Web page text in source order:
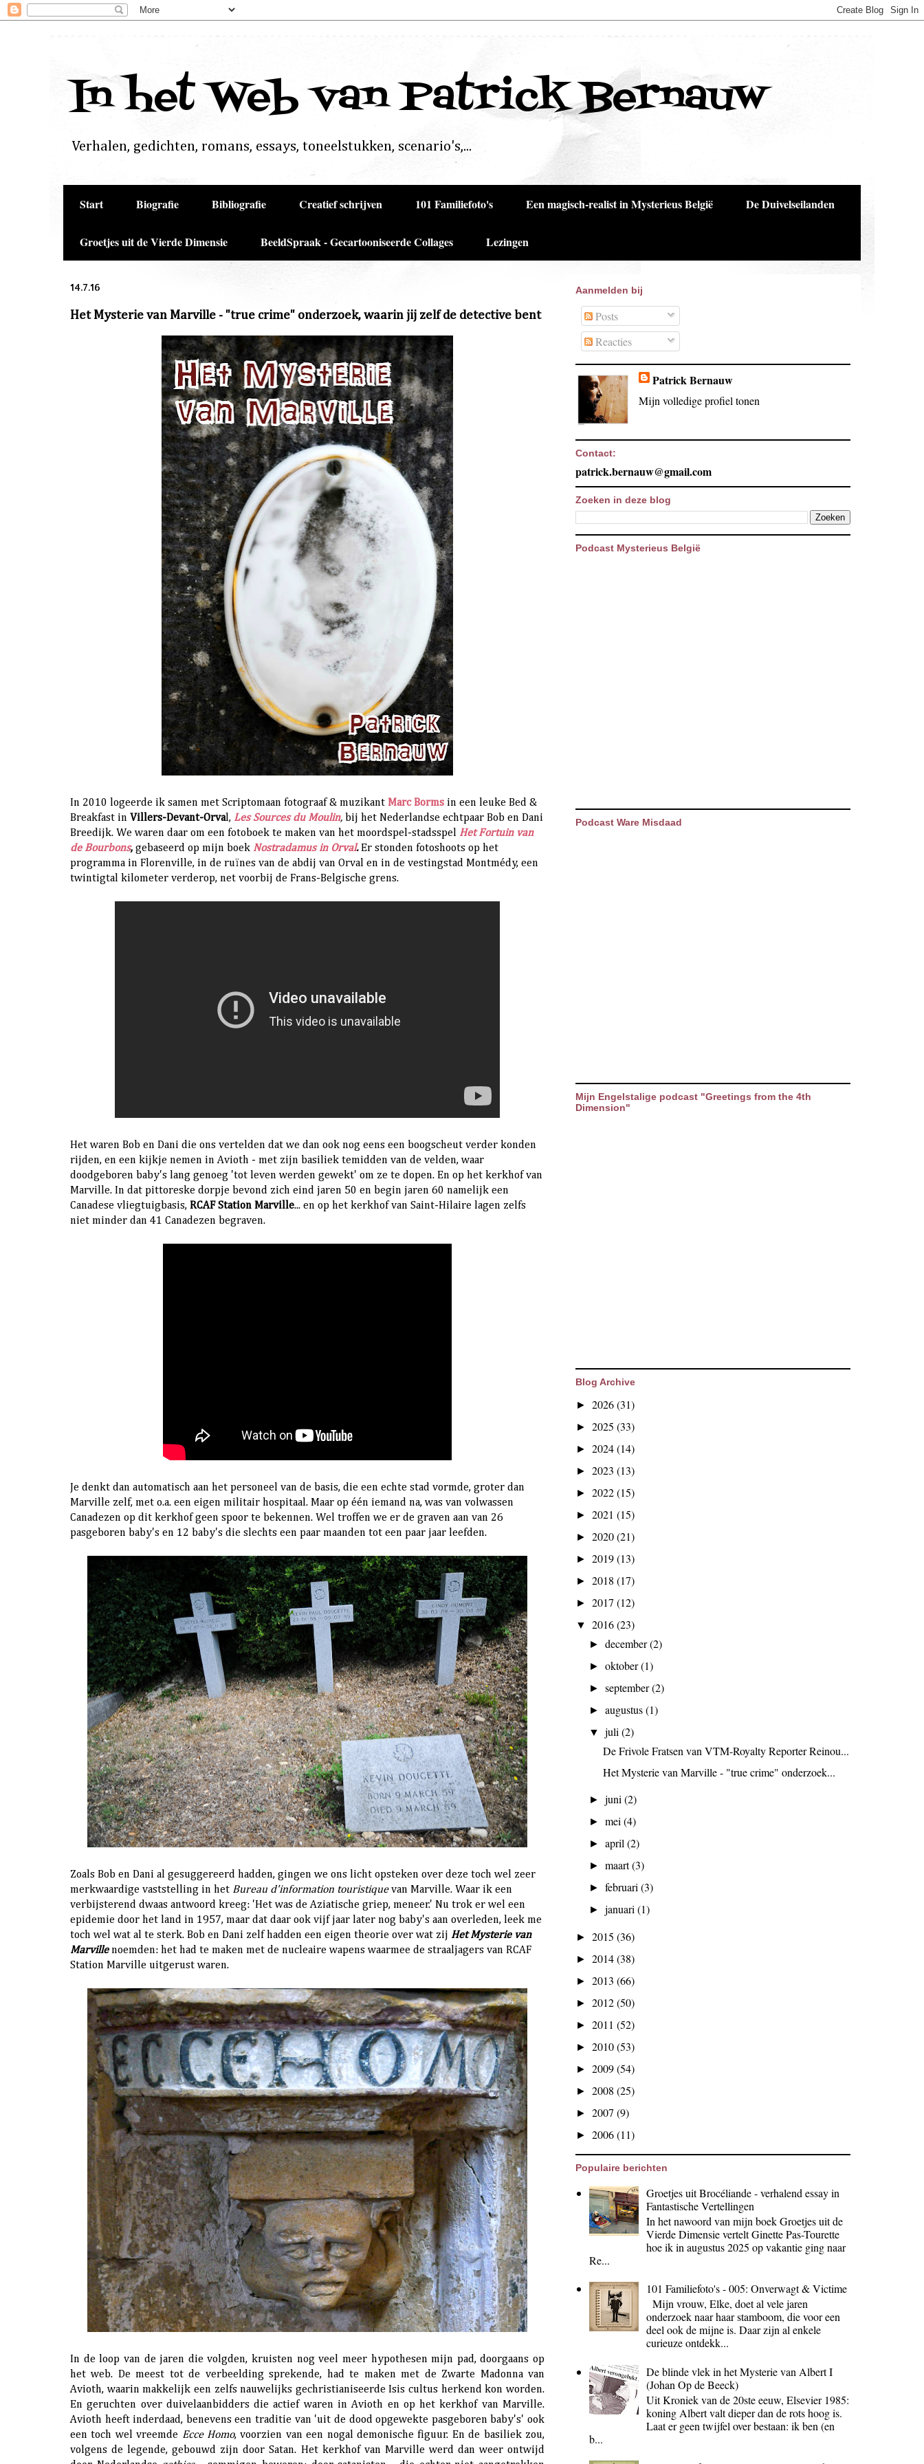
In het Web van Patrick Bernauw
Verhalen, gedichten, romans, essays, toneelstukken, scenario's,...
Start Biografie Bibliografie Creatief schrijven 101 Familiefoto's Een magisch-realist in Mysterieus België De Duivelseilanden
Groetjes uit de Vierde Dimensie BeeldSpraak - Gecartooniseerde Collages Lezingen
14.7.16
Het Mysterie van Marville - "true crime" onderzoek, waarin jij zelf de detective bent
In 2010 logeerde ik samen met Scriptomaan fotograaf & muzikant Marc Borms in een leuke Bed &
Breakfast in Villers-Devant-Orval, Les Sources du Moulin, bij het Nederlandse echtpaar Bob en Dani
Breedijk. We waren daar om een fotoboek te maken van het moordspel-stadsspel Het Fortuin van
de Bourbons, gebaseerd op mijn boek Nostradamus in Orval.Er stonden fotoshoots op het
programma in Florenville, in de ruïnes van de abdij van Orval en in de vestingstad Montmédy, een
twintigtal kilometer verderop, net voorbij de Frans-Belgische grens.
Het waren Bob en Dani die ons vertelden dat we dan ook nog eens een boogscheut verder konden
rijden, en een kijkje nemen in Avioth - met zijn basiliek temidden van de velden, waar
doodgeboren baby's lang genoeg 'tot leven werden gewekt' om ze te dopen. En op het kerkhof van
Marville. In dat pittoreske dorpje bevond zich eind jaren 50 en begin jaren 60 namelijk een
Canadese vliegtuigbasis, RCAF Station Marville... en op het kerkhof van Saint-Hilaire lagen zelfs
niet minder dan 41 Canadezen begraven.
Je denkt dan automatisch aan het personeel van de basis, die een echte stad vormde, groter dan
Marville zelf, met o.a. een eigen militair hospitaal. Maar op één iemand na, was van volwassen
Canadezen op dit kerkhof geen spoor te bekennen. Wel troffen we er de graven aan van 26
pasgeboren baby's en 12 baby's die slechts een paar maanden tot een paar jaar leefden.
Zoals Bob en Dani al gesuggereerd hadden, gingen we ons licht opsteken over deze toch wel zeer
merkwaardige vaststelling in het Bureau d'information touristiquevan Marville. Waar ik een
verbijsterend dwaas antwoord kreeg: 'Het was de Aziatische griep, meneer.' Nu trok er wel een
epidemie door het land in 1957, maar dat daar ook vijf jaar later nog baby's aan overleden, leek me
toch wel wat al te sterk. Bob en Dani zelf hadden een eigen theorie over wat zij Het Mysterie van
Marvillenoemden: het had te maken met de nucleaire wapens waarmee de straaljagers van RCAF
Station Marville uitgerust waren.
In de loop van de jaren die volgden, kruisten nog veel meer hypothesen mijn pad, doorgaans op
het web. De meest tot de verbeelding sprekende, had te maken met de Zwarte Madonna van
Avioth, waarin makkelijk een zelfs nauwelijks gechristianiseerde Isis cultus herkend kon worden.
En geruchten over duivelaanbidders die actief waren in Avioth en op het kerkhof van Marville.
Avioth heeft inderdaad, benevens een traditie van 'uit de dood opgewekte pasgeboren baby's' ook
een toch wel vreemde Ecce Homo, voorzien van een nogal demonische figuur. En de basiliek zou,
volgens de legende, gebouwd zijn door Satan. Het kerkhof van Marville werd dan weer ontwijd
Aanmelden bij
Posts
Reacties
Patrick Bernauw
Mijn volledige profiel tonen
Contact:
patrick.bernauw@gmail.com
Zoeken in deze blog
Podcast Mysterieus België
Podcast Ware Misdaad
Mijn Engelstalige podcast "Greetings from the 4th
Dimension"
Blog Archive
► 2026(31)
► 2025 (33)
► 2024(14)
► 2023 (13)
► 2022(15)
► 2021 (15)
► 2020(21)
► 2019(13)
► 2018 (17)
► 2017 (12)
▼ 2016(23)
►december(2)
►oktober(1)
►september(2)
►augustus(1)
▼juli(2)
De Frivole Fratsen van VTM-Royalty Reporter Reinou...
Het Mysterie van Marville - "true crime" onderzoek...
►juni(2)
►mei(4)
►april(2)
►maart(3)
►februari(3)
►januari(1)
► 2015 (36)
► 2014(38)
► 2013 (66)
► 2012(50)
► 2011 (52)
► 2010(53)
► 2009(54)
► 2008 (25)
► 2007 (9)
► 2006(11)
Populaire berichten
Groetjes uit Brocéliande - verhalend essay in
Fantastische Vertellingen
In het nawoord van mijn boek Groetjes uit de
Vierde Dimensie vertelt Ginette Pas-Tourette
hoe ik in augustus 2025 op vakantie ging naar
Re...
101 Familiefoto's - 005: Onverwagt & Victime
Mijn vrouw, Elke, doet al vele jaren
onderzoek naar haar stamboom, die voor een
deel ook de mijne is. Daar zijn al enkele
curieuze ontdekk...
De blinde vlek in het Mysterie van Albert I
(Johan Op de Beeck)
Uit Kroniek van de 20ste eeuw, Elsevier 1985:
koning Albert valt dieper dan de rots hoog is.
Laat er geen twijfel over bestaan: ik ben (en
b...